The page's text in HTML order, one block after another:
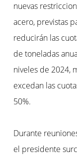
nuevas
acero, previstas
reducirán las
de toneladas
niveles de 2024,
excedan las
50%.
Durante
el presidente